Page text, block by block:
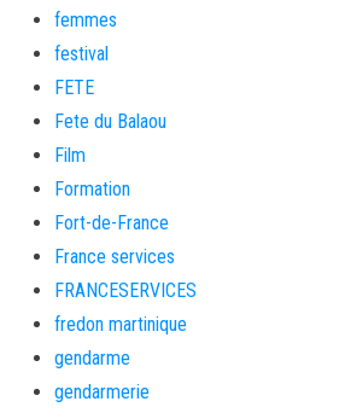
femmes
festival
FETE
Fete du Balaou
Film
Formation
Fort-de-France
France services
FRANCESERVICES
fredon martinique
gendarme
gendarmerie